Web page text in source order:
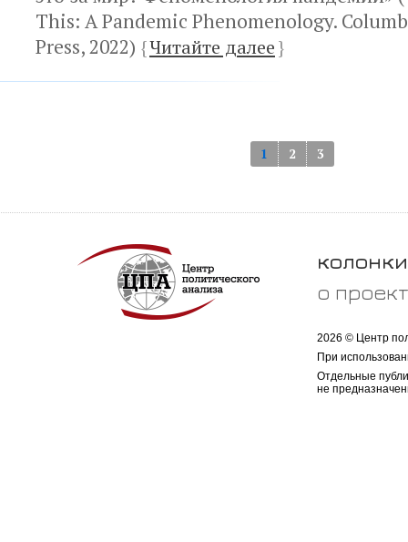
This: A Pandemic Phenomenology.
Press, 2022) {Читайте далее}
1 2 3
колонки
о
2026 © Центр
При
Отдельные
не